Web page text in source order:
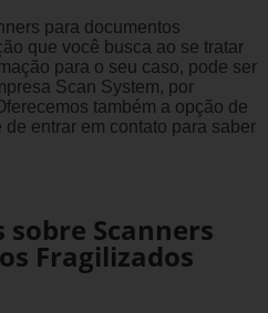
para documentos
que você busca ao se tratar
para o seu caso, pode ser
Scan System, por
também a opção de
entrar em contato para saber
sobre Scanners
Fragilizados